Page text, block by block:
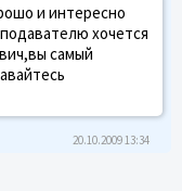
и интересно
хочется
самый
20.10.2009 13:34